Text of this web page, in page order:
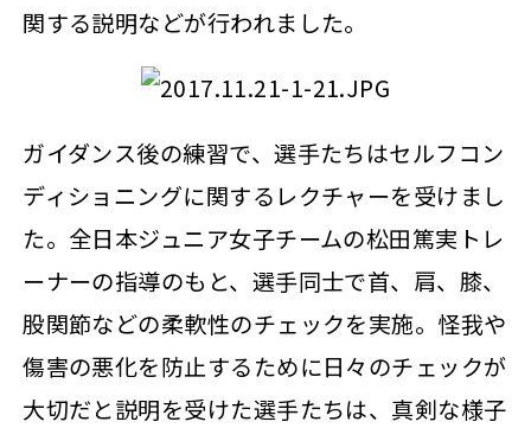
関する説明などが行われました。
ガイダンス後の練習で、選手たちはセルフコン
ディショニングに関するレクチャーを受けまし
た。全日本ジュニア女子チームの松田篤実トレ
ーナーの指導のもと、選手同士で首、肩、膝、
股関節などの柔軟性のチェックを実施。怪我や
傷害の悪化を防止するために日々のチェックが
大切だと説明を受けた選手たちは、真剣な様子